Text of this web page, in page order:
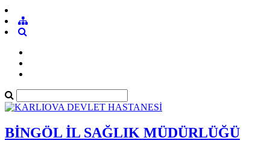
BİNGÖL İL SAĞLIK MÜDÜRLÜĞÜ